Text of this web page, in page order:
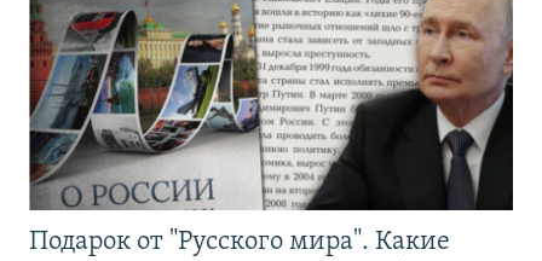
Подарок от "Русского мира". Какие